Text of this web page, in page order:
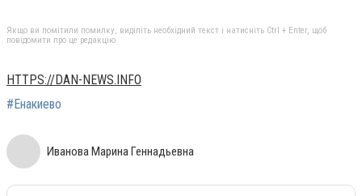
Якщо ви помітили помилку, виділіть необхідний текст і натисніть Ctrl + Enter, щоб
повідомити про це редакцію
HTTPS://DAN-NEWS.INFO
#Енакиево
Иванова Марина Геннадьевна